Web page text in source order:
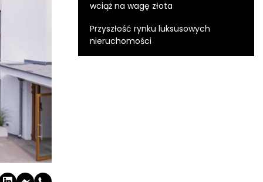
wciąż na wagę złota
Przyszłość rynku luksusowych
nieruchomości